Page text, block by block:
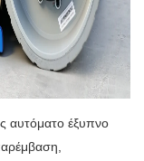
αυτόματο έξυπνο